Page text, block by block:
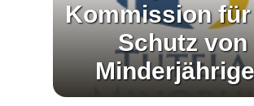
Kommission
Schutz von